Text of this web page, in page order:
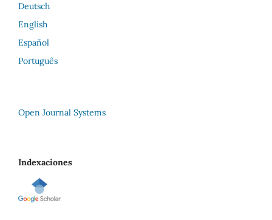
Deutsch
English
Español
Português
Open Journal Systems
Indexaciones